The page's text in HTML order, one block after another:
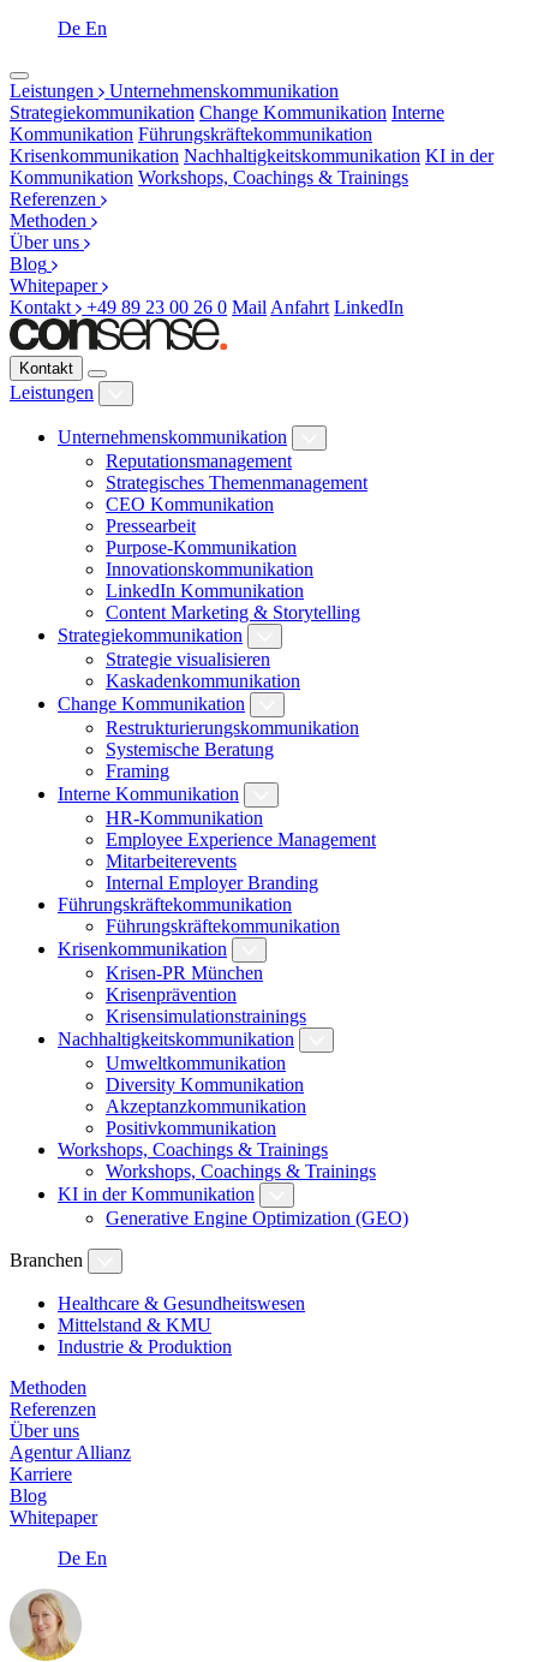
De En
Leistungen
Unternehmenskommunikation
Strategiekommunikation Change Kommunikation Interne
Kommunikation Führungskräftekommunikation
Krisenkommunikation Nachhaltigkeitskommunikation KI in der
Kommunikation Workshops, Coachings & Trainings
Referenzen
Methoden
Über uns
Blog
Whitepaper
Kontakt
+49 89 23 00 26 0 MailAnfahrt LinkedIn
Kontakt
Leistungen
Unternehmenskommunikation
Reputationsmanagement
Strategisches Themenmanagement
CEO Kommunikation
Pressearbeit
Purpose-Kommunikation
Innovationskommunikation
LinkedIn Kommunikation
Content Marketing & Storytelling
Strategiekommunikation
Strategie visualisieren
Kaskadenkommunikation
Change Kommunikation
Restrukturierungskommunikation
Systemische Beratung
Framing
Interne Kommunikation
HR-Kommunikation
Employee Experience Management
Mitarbeiterevents
Internal Employer Branding
Führungskräftekommunikation
Führungskräftekommunikation
Krisenkommunikation
Krisen-PR München
Krisenprävention
Krisensimulationstrainings
Nachhaltigkeitskommunikation
Umweltkommunikation
Diversity Kommunikation
Akzeptanzkommunikation
Positivkommunikation
Workshops, Coachings & Trainings
Workshops, Coachings & Trainings
KI in der Kommunikation
Generative Engine Optimization (GEO)
Branchen
Healthcare & Gesundheitswesen
Mittelstand & KMU
Industrie & Produktion
Methoden
Referenzen
Über uns
Agentur Allianz
Karriere
Blog
Whitepaper
De En